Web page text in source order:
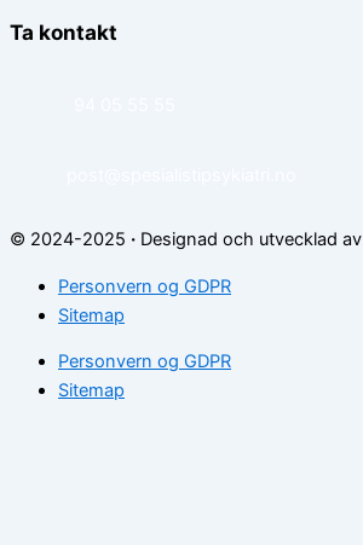
Ta kontakt
© 2024-2025 · Designad och utvecklad av
Personvern og GDPR
Sitemap
Personvern og GDPR
Sitemap